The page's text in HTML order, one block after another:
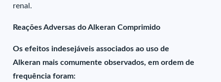
renal.
Reações Adversas do Alkeran Comprimido
Os efeitos indesejáveis associados ao uso de
Alkeran mais comumente observados, em ordem de
frequência foram: